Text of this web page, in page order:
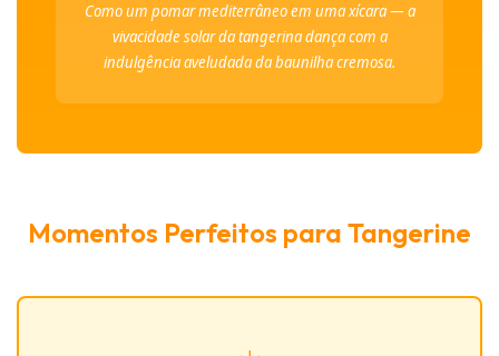
Como um pomar mediterrâneo em uma xícara — a
vivacidade solar da tangerina dança com a
indulgência aveludada da baunilha cremosa.
Momentos Perfeitos para Tangerine